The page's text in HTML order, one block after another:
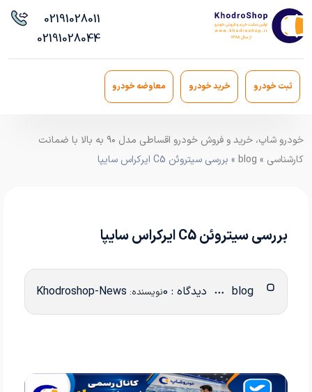
02191028011
02191028044
ثبت خودرو خرید خودرو معاوضه خودرو
خودرو شاپ، خرید و فروش خودرو اقساطی مدل ۹۰ به بالا با ضمانت
کارشناسی »
blog » بررسی سیتروئن C5 ایرکراس سایپا
بررسی سیتروئن C5 ایرکراس سایپا
دیدگاه : 0 نویسنده: Khodroshop-News